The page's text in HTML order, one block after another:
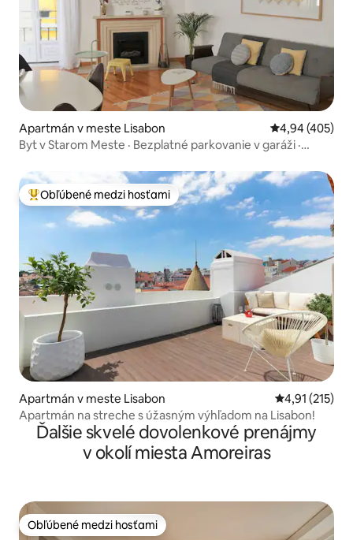
Apartmán v meste Lisabon Priemerné
4,94 (405)
Byt v Starom Meste · Bezplatné parkovanie v garáži ·
Najobľúbenejšie medzi hosťami
Obľúbené medzi hosťami
Apartmán v meste Lisabon Priemerné
4,91 (215)
Apartmán na streche s úžasným výhľadom na Lisabon!
Ďalšie skvelé dovolenkové prenájmy
v okolí miesta Amoreiras
Obľúbené medzi hosťami
Obľúbené medzi hosťami